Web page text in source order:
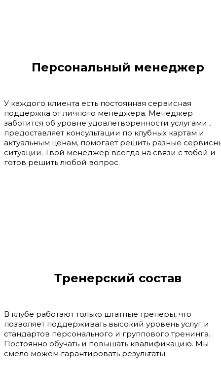
Персональный менеджер
У каждого клиента есть постоянная сервисная
поддержка от личного менеджера. Менеджер
заботится об уровне удовлетворенности услугами ,
предоставляет консультации по клубных картам и
актуальным ценам, помогает решить разные
ситуации. Твой менеджер всегда на связи с тобой и
готов решить любой вопрос.
Тренерский состав
В клубе работают только штатные тренеры, что
позволяет поддерживать высокий уровень услуг и
стандартов персонального и группового тренинга.
Постоянно обучать и повышать квалификацию. Мы
смело можем гарантировать результаты.